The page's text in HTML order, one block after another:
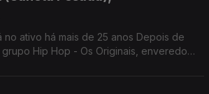
no ativo há mais de 25 anos Depois de
Hip Hop - Os Originais, enveredou